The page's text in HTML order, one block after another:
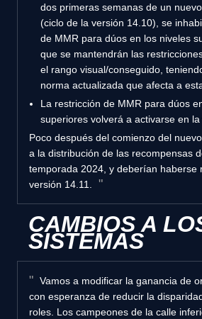
dos primeras semanas de un
(ciclo de la versión 14.10), se
de MMR para dúos en los niveles
que se mantendrán las
el rango visual/conseguido,
norma actualizada que afecta a
La restricción de MMR para dúos
superiores volverá a activarse en la
Poco después del comienzo del
a la distribución de las recompensas
temporada 2024, y deberían haberse
versión 14.11.
CAMBIOS A
SISTEMAS
Vamos a modificar la ganancia de
con esperanza de reducir la
roles. Los campeones de la calle